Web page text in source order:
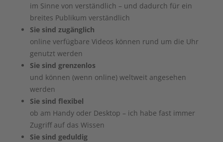
im Sinne von verständlich – und dadurch für ein
breites Publikum verständlich
Sie sind zugänglich
online verfügbare Videos können rund um die Uhr
genutzt werden
Sie sind grenzenlos
und können (wenn online) weltweit angesehen
werden
Sie sind flexibel
ob am Handy oder Desktop – ich habe fast immer
Zugriff auf das Wissen
Sie sind geduldig